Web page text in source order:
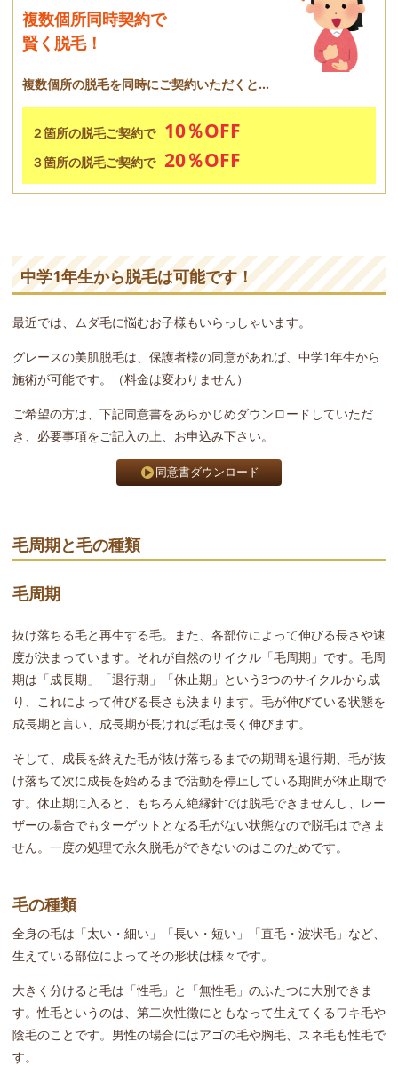
複数個所同時契約で
賢く脱毛！
複数個所の脱毛を同時にご契約いただくと...
２箇所の脱毛ご契約で 10％OFF
３箇所の脱毛ご契約で 20％OFF
中学1年生から脱毛は可能です！
最近では、ムダ毛に悩むお子様もいらっしゃいます。
グレースの美肌脱毛は、保護者様の同意があれば、中学1年生から
施術が可能です。（料金は変わりません）
ご希望の方は、下記同意書をあらかじめダウンロードしていただ
き、必要事項をご記入の上、お申込み下さい。
同意書ダウンロード
毛周期と毛の種類
毛周期
抜け落ちる毛と再生する毛。また、各部位によって伸びる長さや速
度が決まっています。それが自然のサイクル「毛周期」です。毛周
期は「成長期」「退行期」「休止期」という3つのサイクルから成
り、これによって伸びる長さも決まります。毛が伸びている状態を
成長期と言い、成長期が長ければ毛は長く伸びます。
そして、成長を終えた毛が抜け落ちるまでの期間を退行期、毛が抜
け落ちて次に成長を始めるまで活動を停止している期間が休止期で
す。休止期に入ると、もちろん絶縁針では脱毛できませんし、レー
ザーの場合でもターゲットとなる毛がない状態なので脱毛はできま
せん。一度の処理で永久脱毛ができないのはこのためです。
毛の種類
全身の毛は「太い・細い」「長い・短い」「直毛・波状毛」など、
生えている部位によってその形状は様々です。
大きく分けると毛は「性毛」と「無性毛」のふたつに大別できま
す。性毛というのは、第二次性徴にともなって生えてくるワキ毛や
陰毛のことです。男性の場合にはアゴの毛や胸毛、スネ毛も性毛で
す。